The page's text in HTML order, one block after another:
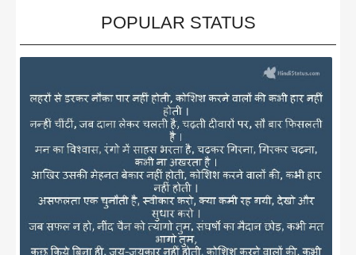
POPULAR STATUS